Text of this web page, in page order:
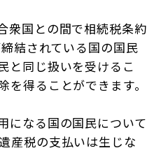
衆国との間で相続税条約
結されている国の国民
と同じ扱いを受けるこ
を得ることができます。
になる国の国民について
産税の支払いは生じな